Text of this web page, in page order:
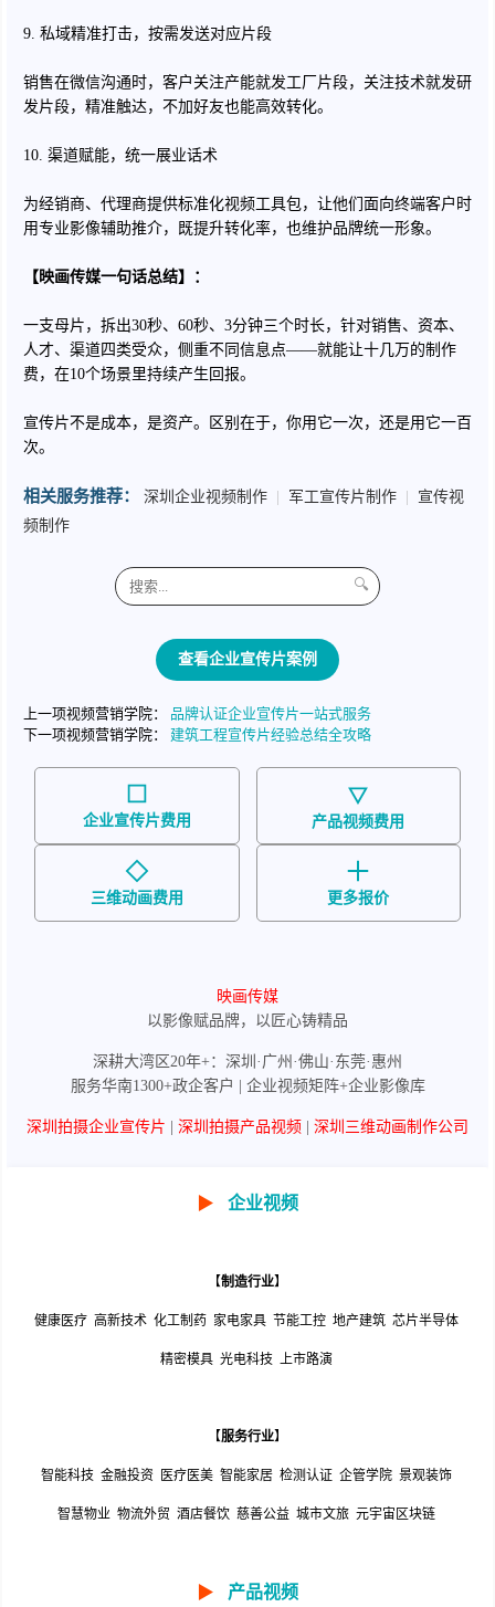
9. 私域精准打击，按需发送对应片段
销售在微信沟通时，客户关注产能就发工厂片段，关注技术就发研
发片段，精准触达，不加好友也能高效转化。
10. 渠道赋能，统一展业话术
为经销商、代理商提供标准化视频工具包，让他们面向终端客户时
用专业影像辅助推介，既提升转化率，也维护品牌统一形象。
【映画传媒一句话总结】：
一支母片，拆出30秒、60秒、3分钟三个时长，针对销售、资本、
人才、渠道四类受众，侧重不同信息点——就能让十几万的制作
费，在10个场景里持续产生回报。
宣传片不是成本，是资产。区别在于，你用它一次，还是用它一百
次。
相关服务推荐： 深圳企业视频制作 军工宣传片制作
宣传视
频制作
🔍
查看企业宣传片案例
上一项视频营销学院： 品牌认证企业宣传片一站式服务
下一项视频营销学院： 建筑工程宣传片经验总结全攻略
企业宣传片费用 产品视频费用
三维动画费用 更多报价
映画传媒
以影像赋品牌，以匠心铸精品
深耕大湾区20年+：深圳·广州·佛山·东莞·惠州
服务华南1300+政企客户 | 企业视频矩阵+企业影像库
深圳拍摄企业宣传片 深圳拍摄产品视频 深圳三维动画制作公司
▶ 企业视频
【制造行业】
健康医疗 高新技术 化工制药 家电家具 节能工控 地产建筑 芯片半导体
精密模具 光电科技 上市路演
【服务行业】
智能科技 金融投资 医疗医美 智能家居 检测认证 企管学院 景观装饰
智慧物业 物流外贸 酒店餐饮 慈善公益 城市文旅 元宇宙区块链
▶ 产品视频